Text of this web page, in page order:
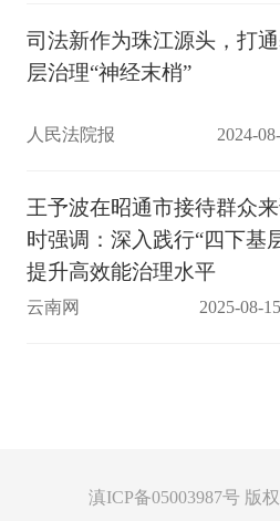
司法新作为珠江源头，打
层治理“神经末梢”
人民法院报 2024-
王予波在昭通市接待群众
时强调：深入践行“四下基
提升高效能治理水平
云南网 2025-08-15
滇ICP备05003987号 版